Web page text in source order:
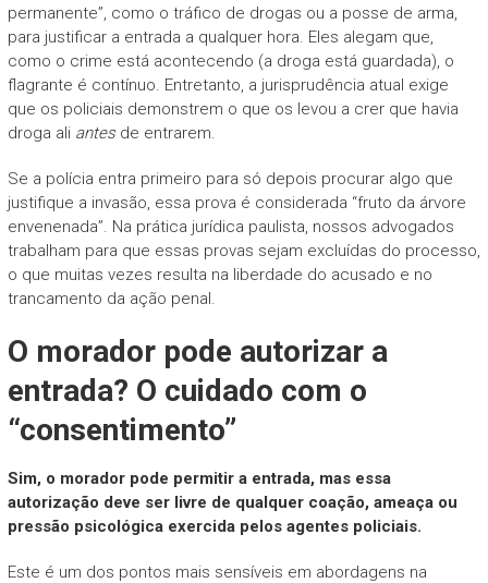
permanente”, como o tráfico de drogas ou a posse de arma,
para justificar a entrada a qualquer hora. Eles alegam que,
como o crime está acontecendo (a droga está guardada), o
flagrante é contínuo. Entretanto, a jurisprudência atual exige
que os policiais demonstrem o que os levou a crer que havia
droga ali antesde entrarem.
Se a polícia entra primeiro para só depois procurar algo que
justifique a invasão, essa prova é considerada “fruto da árvore
envenenada”. Na prática jurídica paulista, nossos advogados
trabalham para que essas provas sejam excluídas do processo,
o que muitas vezes resulta na liberdade do acusado e no
trancamento da ação penal.
O morador pode autorizar a
entrada? O cuidado com o
“consentimento”
Sim, o morador pode permitir a entrada, mas essa
autorização deve ser livre de qualquer coação, ameaça ou
pressão psicológica exercida pelos agentes policiais.
Este é um dos pontos mais sensíveis em abordagens na